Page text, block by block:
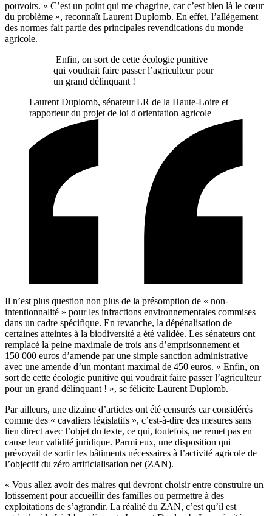
pouvoirs. « C’est un point qui me chagrine, car c’est bien là le cœur
du problème », reconnaît Laurent Duplomb. En effet, l’allègement
des normes fait partie des principales revendications du monde
agricole.
Enfin, on sort de cette écologie punitive
qui voudrait faire passer l’agriculteur pour
un grand délinquant !
Laurent Duplomb, sénateur LR de la Haute-Loire et
rapporteur du projet de loi d'orientation agricole
Il n’est plus question non plus de la présomption de « non-
intentionnalité » pour les infractions environnementales commises
dans un cadre spécifique. En revanche, la dépénalisation de
certaines atteintes à la biodiversité a été validée. Les sénateurs ont
remplacé la peine maximale de trois ans d’emprisonnement et
150 000 euros d’amende par une simple sanction administrative
avec une amende d’un montant maximal de 450 euros. « Enfin, on
sort de cette écologie punitive qui voudrait faire passer l’agriculteur
pour un grand délinquant ! », se félicite Laurent Duplomb.
Par ailleurs, une dizaine d’articles ont été censurés car considérés
comme des « cavaliers législatifs », c’est-à-dire des mesures sans
lien direct avec l’objet du texte, ce qui, toutefois, ne remet pas en
cause leur validité juridique. Parmi eux, une disposition qui
prévoyait de sortir les bâtiments nécessaires à l’activité agricole de
l’objectif du zéro artificialisation net (ZAN).
« Vous allez avoir des maires qui devront choisir entre construire un
lotissement pour accueillir des familles ou permettre à des
exploitations de s’agrandir. La réalité du ZAN, c’est qu’il est